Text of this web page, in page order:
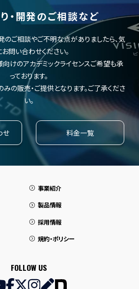
・開発のご相談など
のご相談やご不明な点がありましたら、気
問い合わせください。
けのアカデミックライセンスご希望も承
っております。
の販売・ご提供となります。ご了承くださ
い。
せ 料金一覧
事業紹介
製品情報
採用情報
規約・ポリシー
FOLLOW US